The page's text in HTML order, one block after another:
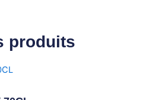
produits